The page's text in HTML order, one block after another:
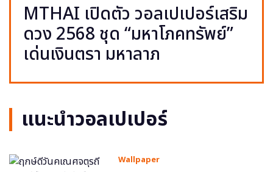
MTHAI เปิดตัว วอลเปเปอร์เสริม
ดวง 2568 ชุด “มหาโภคทรัพย์”
เด่นเงินตรา มหาลาภ
แนะนำวอลเปเปอร์
Wallpaper